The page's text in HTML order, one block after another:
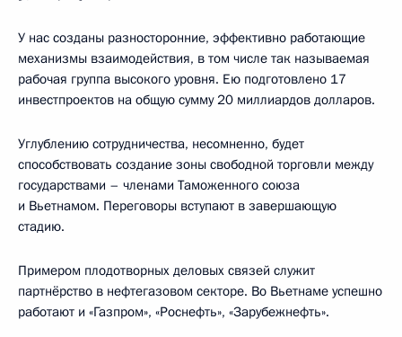
У нас созданы разносторонние, эффективно работающие
механизмы взаимодействия, в том числе так называемая
рабочая группа высокого уровня. Ею подготовлено 17
инвестпроектов на общую сумму 20 миллиардов долларов.
Углублению сотрудничества, несомненно, будет
способствовать создание зоны свободной торговли между
государствами – членами Таможенного союза
и Вьетнамом. Переговоры вступают в завершающую
стадию.
Примером плодотворных деловых связей служит
партнёрство в нефтегазовом секторе. Во Вьетнаме успешно
работают и «Газпром», «Роснефть», «Зарубежнефть».